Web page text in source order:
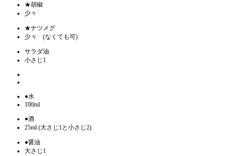
★胡椒
少々
★ナツメグ
少々 (なくても可)
サラダ油
小さじ1
●水
100ml
●酒
25ml (大さじ1と小さじ2)
●醤油
大さじ1